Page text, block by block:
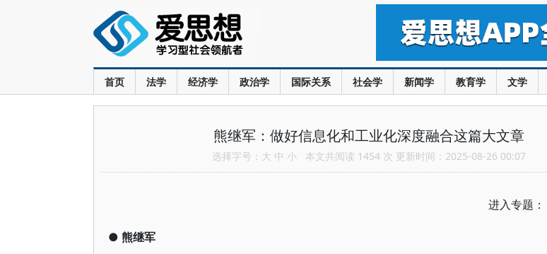
首页 法学 经济学 政治学 国际关系 社会学 新闻学 教育学 文学
熊继军：做好信息化和工业化深度融合这篇大文章
选择字号： 大 中 小 本文共阅读 1454 次 更新时间：2025-08-26 00:07
进入专题：
● 熊继军